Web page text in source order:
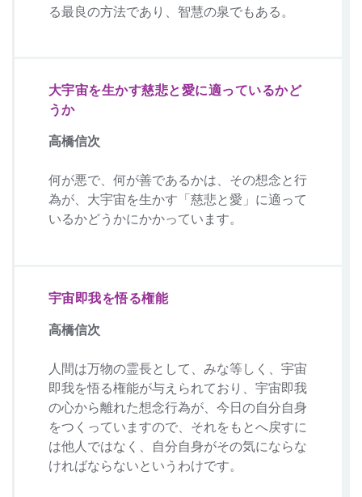
る最良の方法であり、智慧の泉でもある。
大宇宙を生かす慈悲と愛に適っているかど
うか
高橋信次
何が悪で、何が善であるかは、その想念と行
為が、大宇宙を生かす「慈悲と愛」に適って
いるかどうかにかかっています。
宇宙即我を悟る権能
高橋信次
人間は万物の霊長として、みな等しく、宇宙
即我を悟る権能が与えられており、宇宙即我
の心から離れた想念行為が、今日の自分自身
をつくっていますので、それをもとへ戻すに
は他人ではなく、自分自身がその気にならな
ければならないというわけです。